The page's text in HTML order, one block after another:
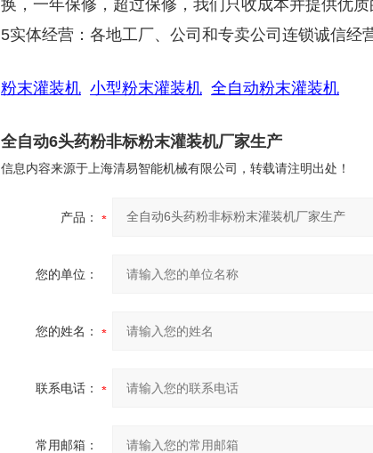
换，一年保修，超过保修，我们只收成本并提供优质
5实体经营：各地工厂、公司和专卖公司连锁诚信经
粉末灌装机 小型粉末灌装机 全自动粉末灌装机
全自动6头药粉非标粉末灌装机厂家生产
信息内容来源于上海清易智能机械有限公司，转载请注明出处！
产品：
您的单位：
您的姓名：
联系电话：
常用邮箱：